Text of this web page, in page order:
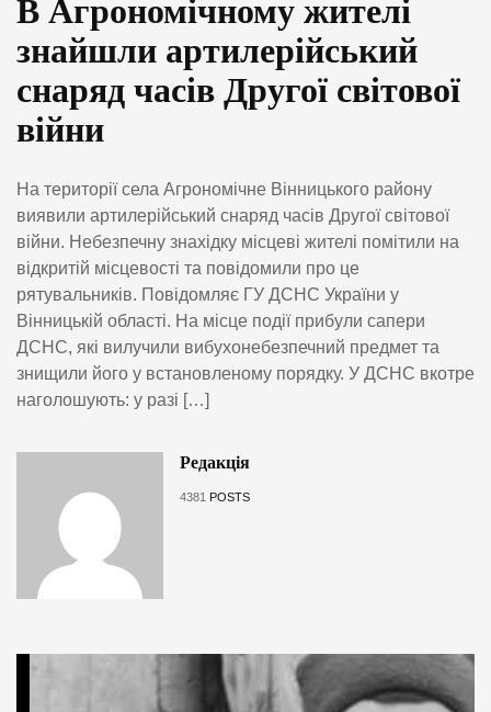
В Агрономічному жителі
знайшли артилерійський
снаряд часів Другої світової
війни
На території села Агрономічне Вінницького району
виявили артилерійський снаряд часів Другої світової
війни. Небезпечну знахідку місцеві жителі помітили на
відкритій місцевості та повідомили про це
рятувальників. Повідомляє ГУ ДСНС України у
Вінницькій області. На місце події прибули сапери
ДСНС, які вилучили вибухонебезпечний предмет та
знищили його у встановленому порядку. У ДСНС вкотре
наголошують: у разі […]
Редакція
4381 POSTS